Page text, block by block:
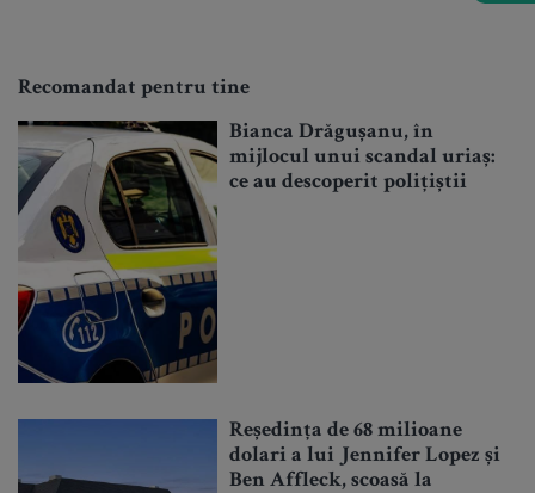
Recomandat pentru tine
Bianca Drăgușanu, în
mijlocul unui scandal uriaș:
ce au descoperit polițiștii
Reședința de 68 milioane
dolari a lui Jennifer Lopez și
Ben Affleck, scoasă la